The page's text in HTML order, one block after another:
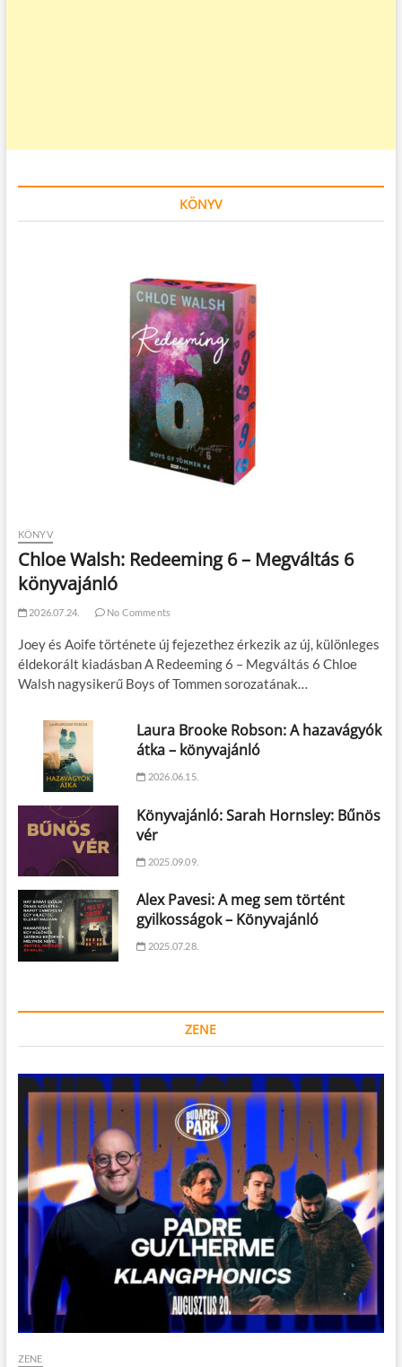
KÖNYV
KÖNYV
Chloe Walsh: Redeeming 6 – Megváltás 6
könyvajánló
2026.07.24. No Comments
Joey és Aoife története új fejezethez érkezik az új, különleges
éldekorált kiadásban A Redeeming 6 – Megváltás 6 Chloe
Walsh nagysikerű Boys of Tommen sorozatának…
Laura Brooke Robson: A hazavágyók
átka – könyvajánló
2026.06.15.
Könyvajánló: Sarah Hornsley: Bűnös
vér
2025.09.09.
Alex Pavesi: A meg sem történt
gyilkosságok – Könyvajánló
2025.07.28.
ZENE
ZENE